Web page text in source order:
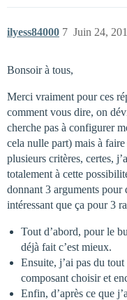
ilyess84000 Juin 24,
7
Bonsoir à tous,
Merci vraiment pour ces
comment vous dire, on
cherche pas à configurer
cela nulle part) mais à
plusieurs critères, certes,
totalement à cette
donnant 3 arguments pour
intéressant que ça pour 3
Tout d’abord, pour le
déjà fait c’est mieux.
Ensuite, j’ai pas du
composant choisir et
Enfin, d’après ce que